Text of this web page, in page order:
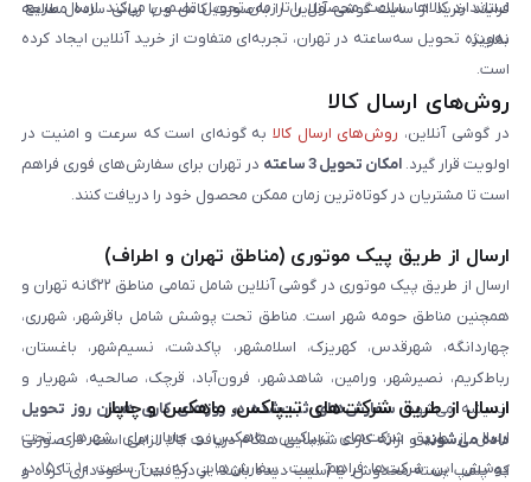
استاندارد کالاها، سلامت محصول را تا زمان تحویل تضمین می‌کند. ارسال سریع،
به‌ویژه تحویل سه‌ساعته در تهران، تجربه‌ای متفاوت از خرید آنلاین ایجاد کرده
است.
فرایند خرید از سایت گوشی آنلاین را به‌صورت کامل و با زبانی ساده مطالعه
نمایند.
روش‌های ارسال کالا
در گوشی آنلاین، روش‌های ارسال کالا به گونه‌ای است که سرعت و امنیت در
اولویت قرار گیرد. امکان تحویل 3 ساعته
در تهران برای سفارش‌های فوری فراهم
است تا مشتریان در کوتاه‌ترین زمان ممکن محصول خود را دریافت کنند.
ارسال از طریق پیک موتوری (مناطق تهران و اطراف)
ارسال از طریق پیک موتوری در گوشی آنلاین شامل تمامی مناطق ۲۲گانه تهران و
همچنین مناطق حومه شهر است. مناطق تحت پوشش شامل باقرشهر، شهرری،
چهاردانگه، شهرقدس، کهریزک، اسلامشهر، پاکدشت، نسیم‌شهر، باغستان،
رباط‌کریم، نصیرشهر، ورامین، شاهدشهر، فرون‌آباد، قرچک، صالحیه، شهریار و
اندیشه می‌شود. سفارش‌های ثبت‌شده در روزهای کاری همان روز تحویل
داده می‌شوندو ارائه کارت شناسایی هنگام دریافت کالا الزامی است. در صورتی
که پلمپ بسته مخدوش یا آسیب دیده باشد، از دریافت آن خودداری کرده و
ارسال از طریق شرکت‌های تیپاکس، ماهکس و چاپار
ارسال از طریق شرکت‌های تیپاکس، ماهکس و چاپار برای شهرهای تحت
پوشش این شرکت‌ها فراهم است. سفارش‌هایی که بین ساعت ۱۰ تا ۱۵ در